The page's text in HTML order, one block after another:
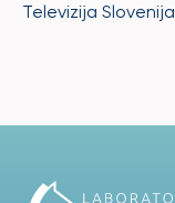
Televizija